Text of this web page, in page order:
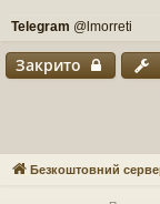
Telegram @lmorreti
Закрито
Безкоштовний